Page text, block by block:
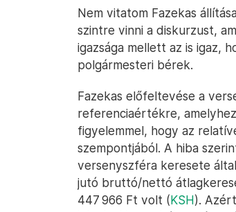
Nem vitatom Fazekas
szintre vinni a diskurzust,
igazsága mellett az is igaz,
polgármesteri bérek.
Fazekas előfeltevése a
referenciaértékre,
figyelemmel, hogy az
szempontjából. A hiba
versenyszféra keresete
jutó bruttó/nettó
447 966 Ft volt (KSH).